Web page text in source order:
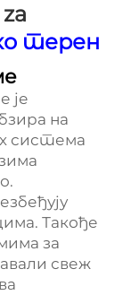
терен
је
на
система
Такође
за
свеж